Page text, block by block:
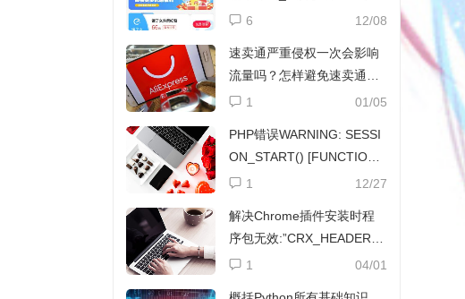
和流量主收益
12/08
6
速卖通严重侵权一次会影响
流量吗？怎样避免速卖通侵
权？
01/05
1
PHP错误WARNING: SESSI
ON_START() [FUNCTION.
SESSION-START]解决方法
12/27
1
解决Chrome插件安装时程
序包无效:”CRX_HEADER_I
NVALID”
04/01
1